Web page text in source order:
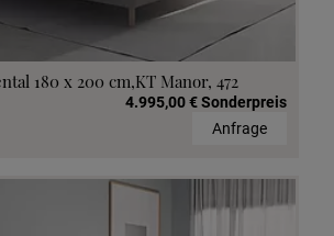
180 x 200 cm,KT Manor, 472
4.995,00 € Sonderpreis
Anfrage